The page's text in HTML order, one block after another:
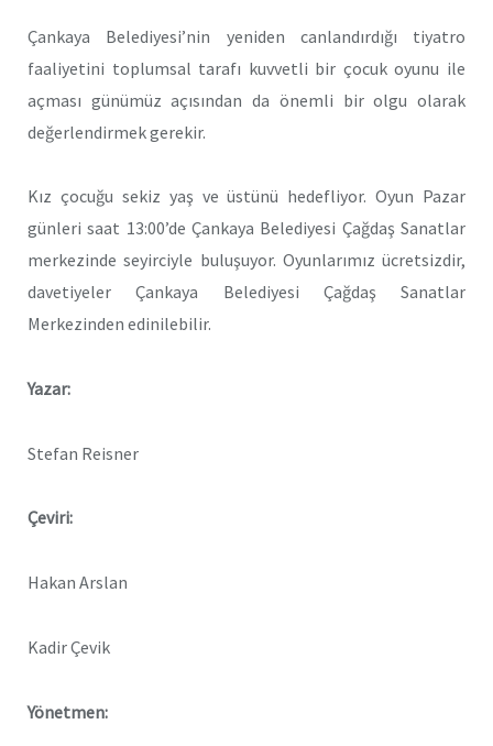
Çankaya Belediyesi’nin yeniden canlandırdığı tiyatro
faaliyetini toplumsal tarafı kuvvetli bir çocuk oyunu ile
açması günümüz açısından da önemli bir olgu olarak
değerlendirmek gerekir.
Kız çocuğu sekiz yaş ve üstünü hedefliyor. Oyun Pazar
günleri saat 13:00’de Çankaya Belediyesi Çağdaş Sanatlar
merkezinde seyirciyle buluşuyor. Oyunlarımız ücretsizdir,
davetiyeler Çankaya Belediyesi Çağdaş Sanatlar
Merkezinden edinilebilir.
Yazar:
Stefan Reisner
Çeviri:
Hakan Arslan
Kadir Çevik
Yönetmen: